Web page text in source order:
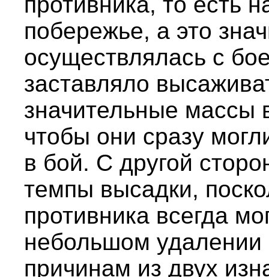
побережье, а это
осуществлялась с
заставляло
значительные массы
чтобы они сразу
в бой. С другой
темпы высадки,
противника всегда
небольшом удалении
причинам из двух